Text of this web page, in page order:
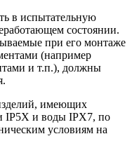
в испытательную
состоянии.
при его монтаже
(например
и т.п.), должны
имеющих
IP5X и воды IPX7, по
условиям на